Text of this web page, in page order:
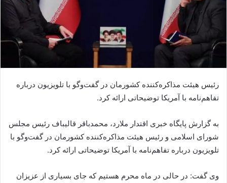
رئیس هیئت مذاکره‌کننده کشورمان در گفت‌وگو با تلویزیون درباره
تفاهم‌نامه با آمریکا توضیحاتی ارائه کرد.
به گزارش پایگاه خبری اقتدار ملارد، محمدباقر قالیباف رئیس مجلس
شورای اسلامی و رئیس هیئت مذاکره‌کننده کشورمان در گفت‌وگو با
تلویزیون درباره تفاهم‌نامه با آمریکا توضیحاتی ارائه کرد.
وی گفت: در حالی در ماه محرم هستیم که جای بسیاری از عزیزان